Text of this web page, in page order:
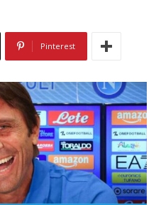
Pinterest